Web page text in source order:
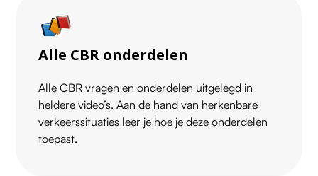
Alle CBR onderdelen
Alle CBR vragen en onderdelen uitgelegd in
heldere video’s. Aan de hand van herkenbare
verkeerssituaties leer je hoe je deze onderdelen
toepast.